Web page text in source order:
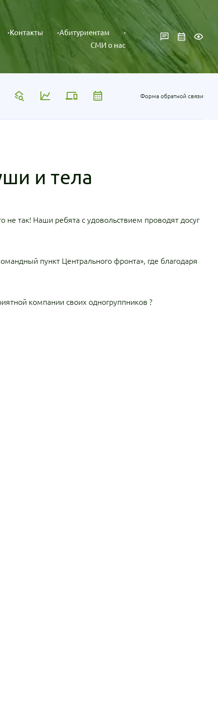
Контакты
Абитуриентам
СМИ о нас
Форма обратной связи
и тела
так! Наши ребята с удовольствием проводят досуг
пункт Центрального фронта», где благодаря
компании своих одногруппников ?